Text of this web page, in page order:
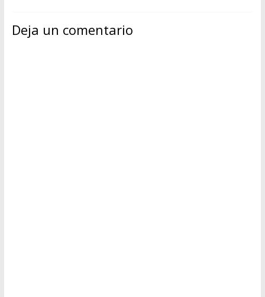
Deja un comentario